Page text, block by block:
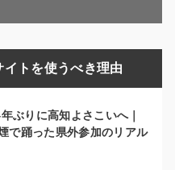
トを使うべき理由
ぶりに高知よさこいへ｜
で踊った県外参加のリアル